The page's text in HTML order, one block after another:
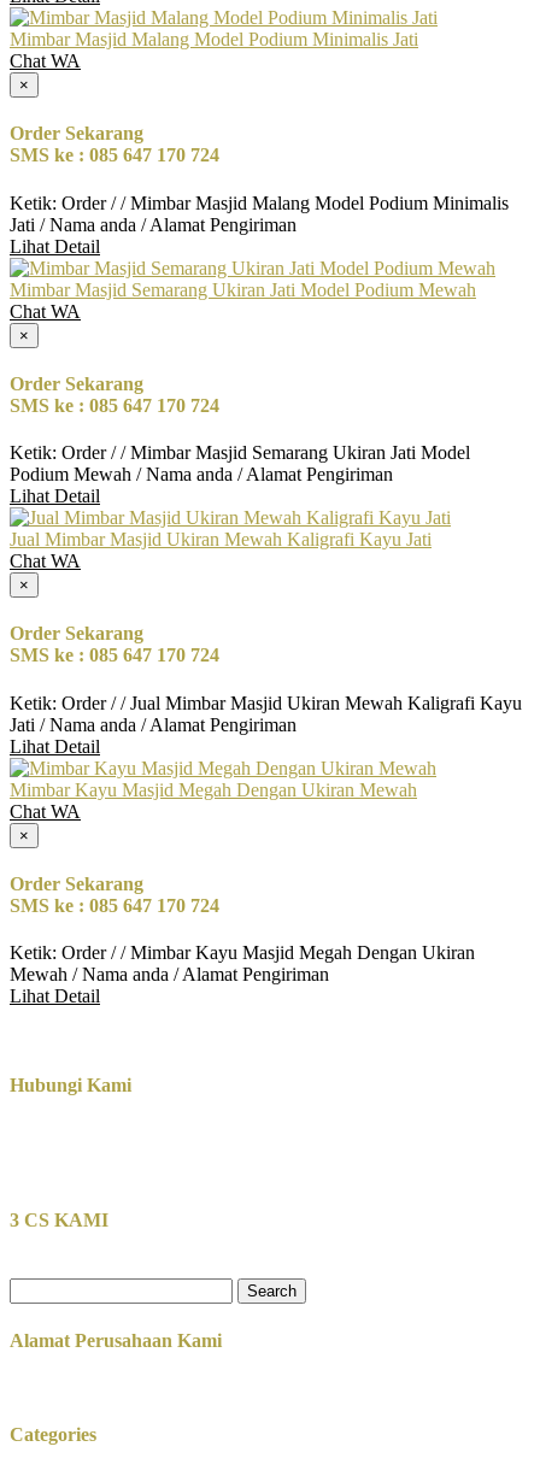
Mimbar Masjid Malang Model Podium Minimalis Jati
Chat WA
×
Order Sekarang
SMS ke : 085 647 170 724
Ketik: Order / / Mimbar Masjid Malang Model Podium Minimalis
Jati / Nama anda / Alamat Pengiriman
Lihat Detail
Mimbar Masjid Semarang Ukiran Jati Model Podium Mewah
Chat WA
×
Order Sekarang
SMS ke : 085 647 170 724
Ketik: Order / / Mimbar Masjid Semarang Ukiran Jati Model
Podium Mewah / Nama anda / Alamat Pengiriman
Lihat Detail
Jual Mimbar Masjid Ukiran Mewah Kaligrafi Kayu Jati
Chat WA
×
Order Sekarang
SMS ke : 085 647 170 724
Ketik: Order / / Jual Mimbar Masjid Ukiran Mewah Kaligrafi Kayu
Jati / Nama anda / Alamat Pengiriman
Lihat Detail
Mimbar Kayu Masjid Megah Dengan Ukiran Mewah
Chat WA
×
Order Sekarang
SMS ke : 085 647 170 724
Ketik: Order / / Mimbar Kayu Masjid Megah Dengan Ukiran
Mewah / Nama anda / Alamat Pengiriman
Lihat Detail
Hubungi Kami
3 CS KAMI
for:
Alamat Perusahaan Kami
Categories